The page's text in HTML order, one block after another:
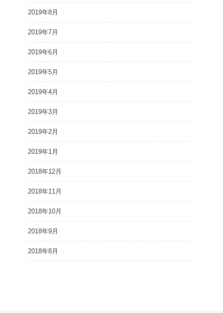
2019年8月
2019年7月
2019年6月
2019年5月
2019年4月
2019年3月
2019年2月
2019年1月
2018年12月
2018年11月
2018年10月
2018年9月
2018年8月